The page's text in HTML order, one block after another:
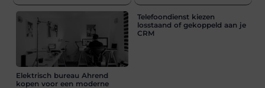
Elektrisch bureau Ahrend
kopen voor een moderne
Telefoondienst kiezen
losstaand of gekoppeld aan je
CRM